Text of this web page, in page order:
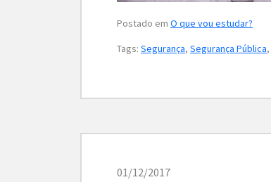
Postado em O que vou estudar?
Tags: Segurança, Segurança Pública,
01/12/2017